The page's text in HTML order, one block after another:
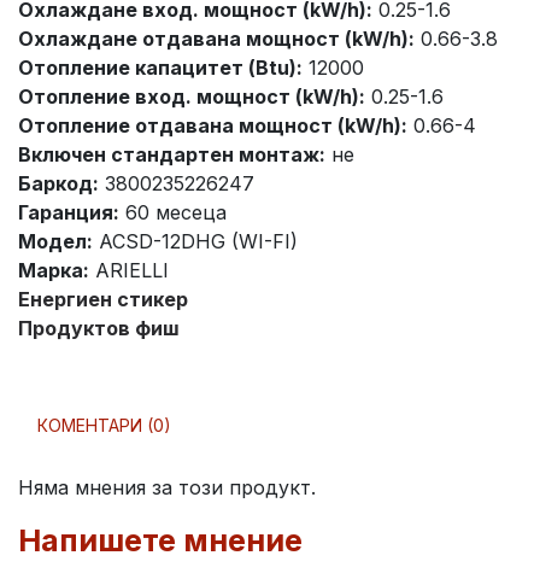
Охлаждане вход. мощност (kW/h): 0.25-1.6
Охлаждане отдавана мощност (kW/h): 0.66-3.8
Отопление капацитет (Btu): 12000
Отопление вход. мощност (kW/h): 0.25-1.6
Отопление отдавана мощност (kW/h): 0.66-4
Включен стандартен монтаж: не
Баркод: 3800235226247
Гаранция: 60 месеца
Модел: ACSD-12DHG (WI-FI)
Марка: ARIELLI
Енергиен стикер
Продуктов фиш
КОМЕНТАРИ (0)
Няма мнения за този продукт.
Напишете мнение